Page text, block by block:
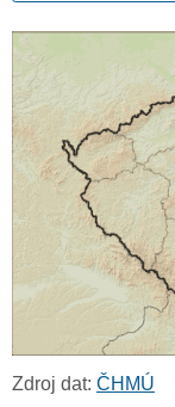
Zdroj dat: ČHMÚ